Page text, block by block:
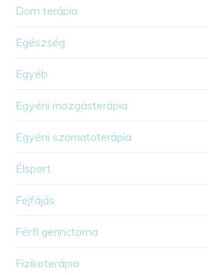
Dorn terápia
Egészség
Egyéb
Egyéni mozgásterápia
Egyéni szomatoterápia
Élsport
Fejfájás
Férfi gerinctorna
Fizikoterápia